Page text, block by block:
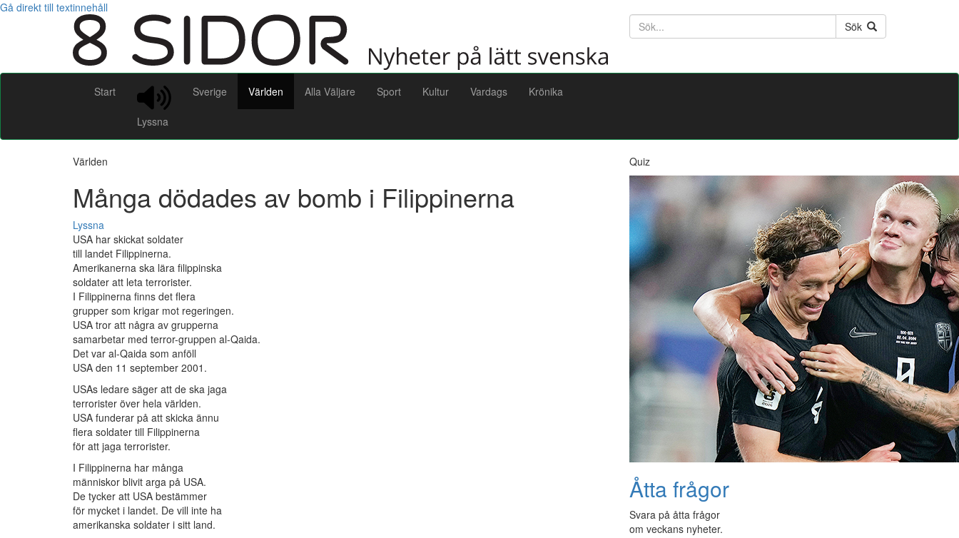
Gå direkt till textinnehåll
Söktext
Sök
Start
Lyssna
Sverige Världen Alla Väljare Sport Kultur Vardags Krönika
Världen
Många dödades av bomb i Filippinerna
Lyssna
USA har skickat soldater
till landet Filippinerna.
Amerikanerna ska lära filippinska
soldater att leta terrorister.
I Filippinerna finns det flera
grupper som krigar mot regeringen.
USA tror att några av grupperna
samarbetar med terror-gruppen al-Qaida.
Det var al-Qaida som anföll
USA den 11 september 2001.
USAs ledare säger att de ska jaga
terrorister över hela världen.
USA funderar på att skicka ännu
flera soldater till Filippinerna
för att jaga terrorister.
I Filippinerna har många
människor blivit arga på USA.
De tycker att USA bestämmer
för mycket i landet. De vill inte ha
amerikanska soldater i sitt land.
Quiz
Åtta frågor
Svara på åtta frågor
om veckans nyheter.